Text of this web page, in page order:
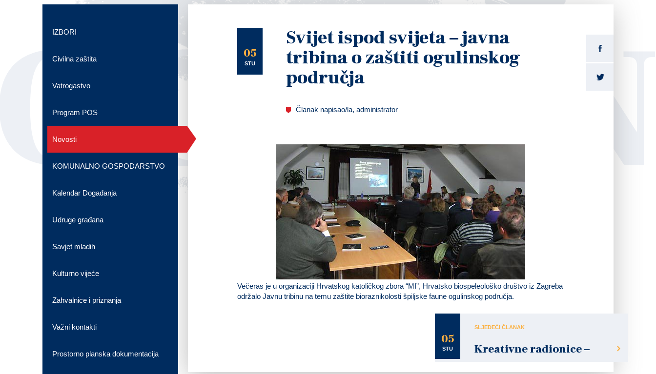
05
STU
Svijet ispod svijeta – javna
tribina o zaštiti ogulinskog
područja
Članak napisao/la, administrator
Večeras je u organizaciji Hrvatskog katoličkog zbora “MI”, Hrvatsko biospeleološko društvo iz Zagreba
održalo Javnu tribinu na temu zaštite bioraznikolosti špiljske faune ogulinskog područja.
05
STU
SLJEDEĆI ČLANAK
Kreativne radionice –
IZBORI
Civilna zaštita
Vatrogastvo
Program POS
Novosti
KOMUNALNO GOSPODARSTVO
Kalendar Događanja
Udruge građana
Savjet mladih
Kulturno vijeće
Zahvalnice i priznanja
Važni kontakti
Prostorno planska dokumentacija